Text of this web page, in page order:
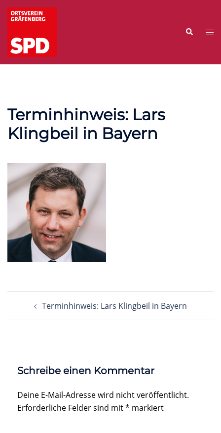
Zum
Inhalt
Suche
Terminhinweis: Lars
Klingbeil in Bayern
Terminhinweis: Lars Klingbeil in Bayern
Schreibe einen Kommentar
Deine E-Mail-Adresse wird nicht veröffentlicht.
Erforderliche Felder sind mit* markiert